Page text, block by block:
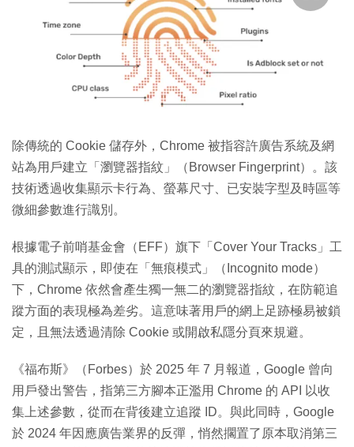
除傳統的 Cookie 儲存外，Chrome 被指容許廣告系統及網
站為用戶建立「瀏覽器指紋」（Browser Fingerprint）。該
技術透過收集顯示卡行為、螢幕尺寸、已安裝字型及時區等
微細參數進行識別。
根據電子前哨基金會（EFF）旗下「Cover Your Tracks」工
具的測試顯示，即使在「無痕模式」（Incognito mode）
下，Chrome 依然會產生獨一無二的瀏覽器指紋，在防範追
蹤方面的表現極為差劣。這意味著用戶的網上足跡極易被鎖
定，且無法透過清除 Cookie 或開啟私隱分頁來規避。
《福布斯》（Forbes）於 2025 年 7 月報道，Google 曾向
用戶發出警告，指第三方腳本正濫用 Chrome 的 API 以收
集上述參數，從而在背後建立追蹤 ID。與此同時，Google
於 2024 年因應廣告業界的反彈，悄然擱置了原本取消第三